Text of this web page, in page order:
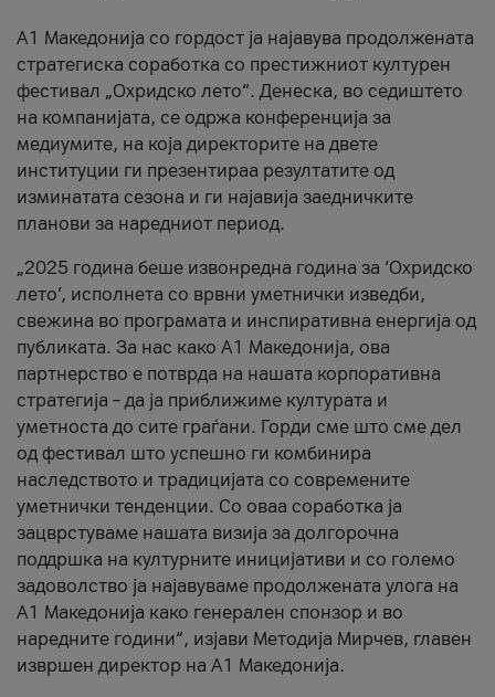
A1 Македонија со гордост ја најавува продолжената
стратегиска соработка со престижниот културен
фестивал „Охридско лето“. Денеска, во седиштето
на компанијата, се одржа конференција за
медиумите, на која директорите на двете
институции ги презентираа резултатите од
изминатата сезона и ги најавија заедничките
планови за наредниот период.
„2025 година беше извонредна година за ‘Охридско
лето’, исполнета со врвни уметнички изведби,
свежина во програмата и инспиративна енергија од
публиката. За нас како A1 Македонија, ова
партнерство е потврда на нашата корпоративна
стратегија – да ја приближиме културата и
уметноста до сите граѓани. Горди сме што сме дел
од фестивал што успешно ги комбинира
наследството и традицијата со современите
уметнички тенденции. Со оваа соработка ја
зацврстуваме нашата визија за долгорочна
поддршка на културните иницијативи и со големо
задоволство ја најавуваме продолжената улога на
A1 Македонија како генерален спонзор и во
наредните години“, изјави Методија Мирчев, главен
извршен директор на A1 Македонија.